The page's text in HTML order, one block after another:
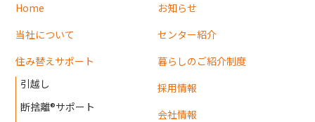
Home
当社について
住み替えサポート
引越し
断捨離®サポート
お知らせ
センター紹介
暮らしのご紹介制度
採用情報
会社情報